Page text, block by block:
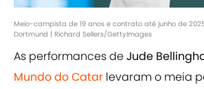
Meio-campista de 19 anos e contrato até junho de
Dortmund | Richard Sellers/GettyImages
As performances deJude
Mundo do Catar levaram o meia